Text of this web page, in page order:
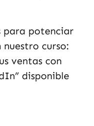
para potenciar
curso:
ventas con
disponible